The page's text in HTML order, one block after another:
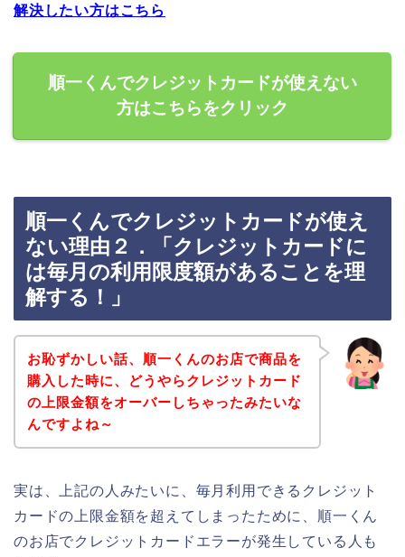
解決したい方はこちら
順一くんでクレジットカードが使えない
方はこちらをクリック
順一くんでクレジットカードが使え
ない理由２．「クレジットカードに
は毎月の利用限度額があることを理
解する！」
お恥ずかしい話、順一くんのお店で商品を
購入した時に、どうやらクレジットカード
の上限金額をオーバーしちゃったみたいな
んですよね～
実は、上記の人みたいに、毎月利用できるクレジット
カードの上限金額を超えてしまったために、順一くん
のお店でクレジットカードエラーが発生している人も